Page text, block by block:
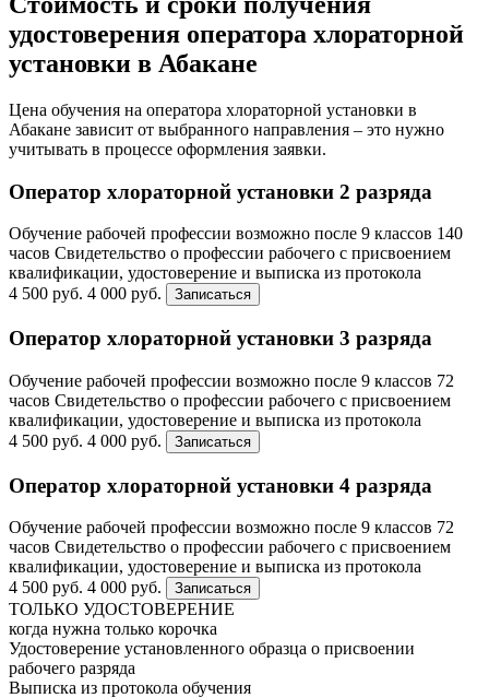
удостоверения оператора хлораторной
установки в Абакане
Цена обучения на оператора хлораторной установки в
Абакане зависит от выбранного направления – это нужно
учитывать в процессе оформления заявки.
Оператор хлораторной установки 2 разряда
Обучение рабочей профессии возможно после 9 классов 140
часов Свидетельство о профессии рабочего с присвоением
квалификации, удостоверение и выписка из протокола
4 500 руб. 4 000 руб. Записаться
Оператор хлораторной установки 3 разряда
Обучение рабочей профессии возможно после 9 классов 72
часов Свидетельство о профессии рабочего с присвоением
квалификации, удостоверение и выписка из протокола
4 500 руб. 4 000 руб. Записаться
Оператор хлораторной установки 4 разряда
Обучение рабочей профессии возможно после 9 классов 72
часов Свидетельство о профессии рабочего с присвоением
квалификации, удостоверение и выписка из протокола
4 500 руб. 4 000 руб. Записаться
ТОЛЬКО УДОСТОВЕРЕНИЕ
когда нужна только корочка
Удостоверение установленного образца о присвоении
рабочего разряда
Выписка из протокола обучения